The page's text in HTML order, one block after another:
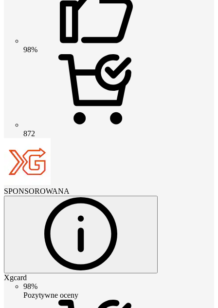
98%
872
SPONSOROWANA
Xgcard
98%
Pozytywne oceny